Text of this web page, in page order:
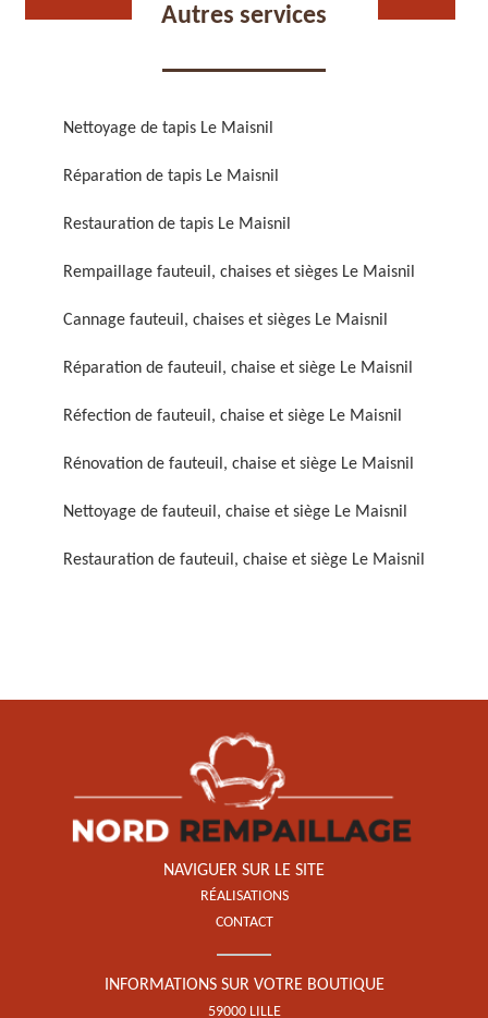
Réparation de fauteuil,
Réfection de fauteuil,
Rénovation de fauteuil,
chaise et siège 59
Nettoyage de fauteuil,
chaise et siège 59
Restauration de fauteuil,
chaise et siège 59
Autres services
Nettoyage de tapis Le Maisnil
Réparation de tapis Le Maisnil
Restauration de tapis Le Maisnil
Rempaillage fauteuil, chaises et sièges Le Maisnil
Cannage fauteuil, chaises et sièges Le Maisnil
Réparation de fauteuil, chaise et siège Le Maisnil
Réfection de fauteuil, chaise et siège Le Maisnil
Rénovation de fauteuil, chaise et siège Le Maisnil
Nettoyage de fauteuil, chaise et siège Le Maisnil
Restauration de fauteuil, chaise et siège Le Maisnil
NAVIGUER SUR LE SITE
RÉALISATIONS
CONTACT
INFORMATIONS SUR VOTRE BOUTIQUE
59000 LILLE